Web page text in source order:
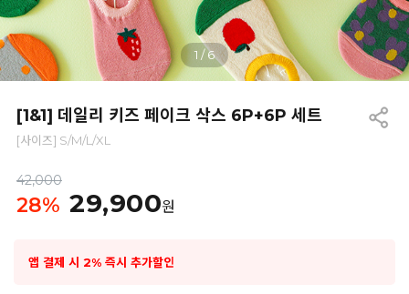
1 /6
[1&1] 데일리 키즈 페이크 삭스 6P+6P 세트
[사이즈] S/M/L/XL
42,000
28% 29,900원
앱 결제 시 2% 즉시 추가할인